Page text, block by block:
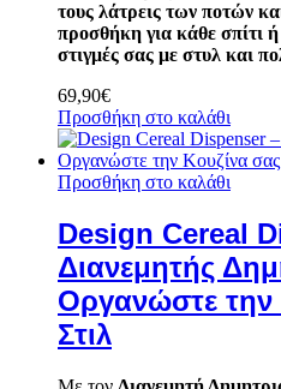
τους λάτρεις των ποτών
προσθήκη για κάθε σπίτι
στιγμές σας με στυλ και
69,90€
Προσθήκη στο καλάθι
Προσθήκη στο καλάθι
Design Cereal
Διανεμητής
Οργανώστε την
Στιλ